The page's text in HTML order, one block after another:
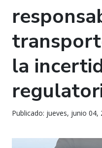
la
Publicado: jueves, junio